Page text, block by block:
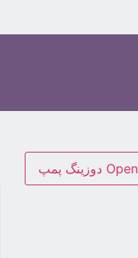
Open دوزینگ پمپ